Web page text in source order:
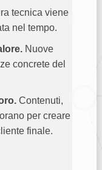
tecnica viene
nel tempo.
Nuove
concrete del
Contenuti,
per creare
finale.